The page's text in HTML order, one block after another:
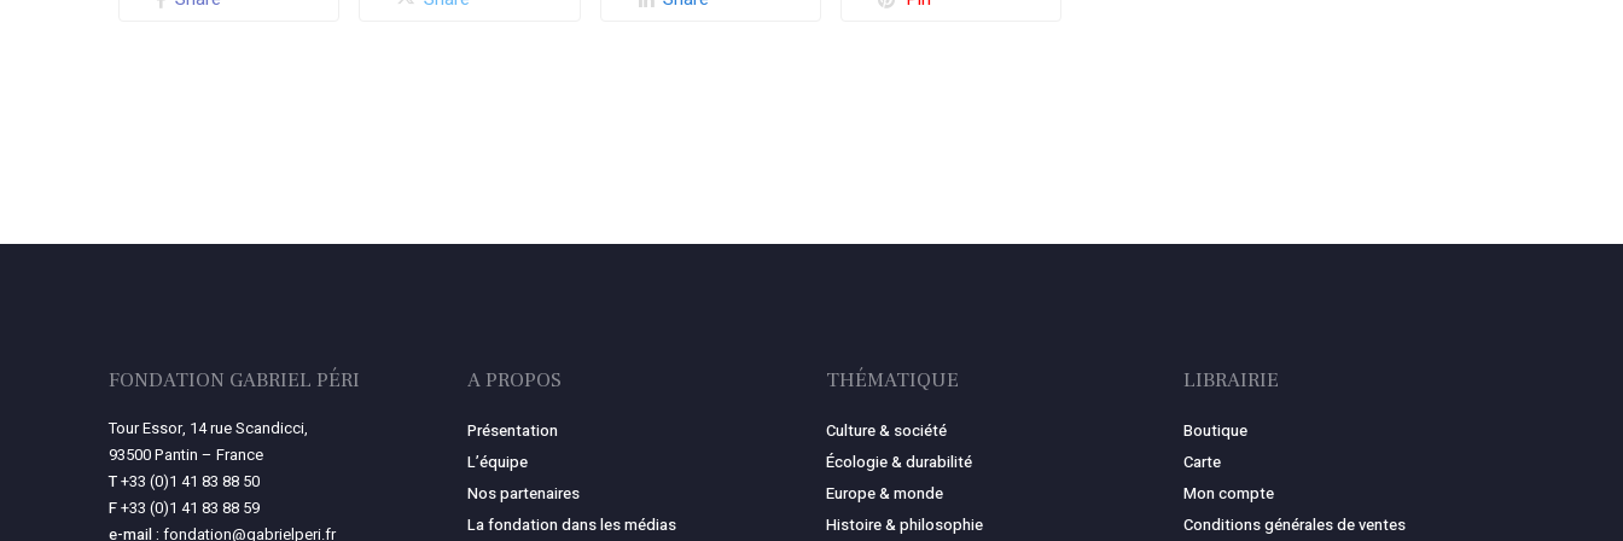
FONDATION GABRIEL PÉRI
Tour Essor, 14 rue Scandicci,
93500 Pantin – France
T+33 (0)1 41 83 88 50
F+33 (0)1 41 83 88 59
e-mail : fondation@gabrielperi.fr
A PROPOS
Présentation
L’équipe
Nos partenaires
La fondation dans les médias
THÉMATIQUE
Culture & société
Écologie & durabilité
Europe & monde
Histoire & philosophie
LIBRAIRIE
Boutique
Carte
Mon compte
Conditions générales de ventes